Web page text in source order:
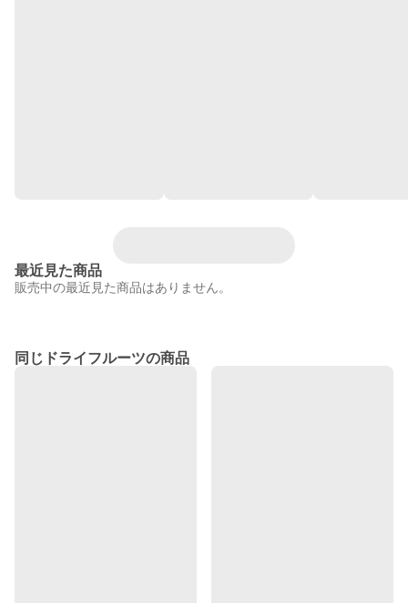
最近見た商品
販売中の最近見た商品はありません。
同じドライフルーツの商品